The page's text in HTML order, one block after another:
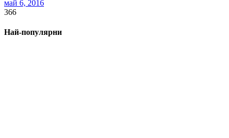
май 6, 2016
366
Най-популярни